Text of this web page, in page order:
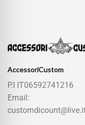
AccessoriCustom
P.I IT06592741216
Email: